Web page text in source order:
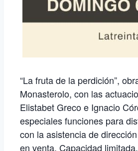
“La fruta de la perdición”,
Monasterolo, con las
Elistabet Greco e Ignacio
especiales funciones para
con la asistencia de
en venta. Capacidad limitada.